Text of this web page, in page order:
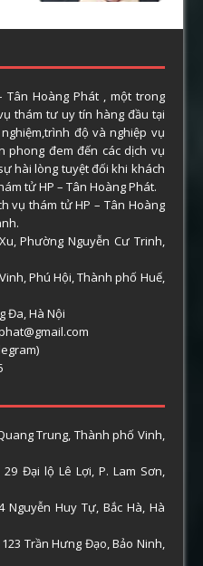
Hoàng Phát , một trong
thám tư uy tín hàng đầu tại
độ và nghiệp vụ
phong đem đến các dịch vụ
hài lòng tuyệt đối khi khách
tử HP – Tân Hoàng Phát.
vụ thám tử HP – Tân Hoàng
Phường Nguyễn Cư Trinh,
Phú Hội, Thành phố Huế,
Đa, Hà Nội
Trung, Thành phố Vinh,
Đại lộ Lê Lợi, P. Lam Sơn,
Nguyễn Huy Tự, Bắc Hà, Hà
Trần Hưng Đạo, Bảo Ninh,